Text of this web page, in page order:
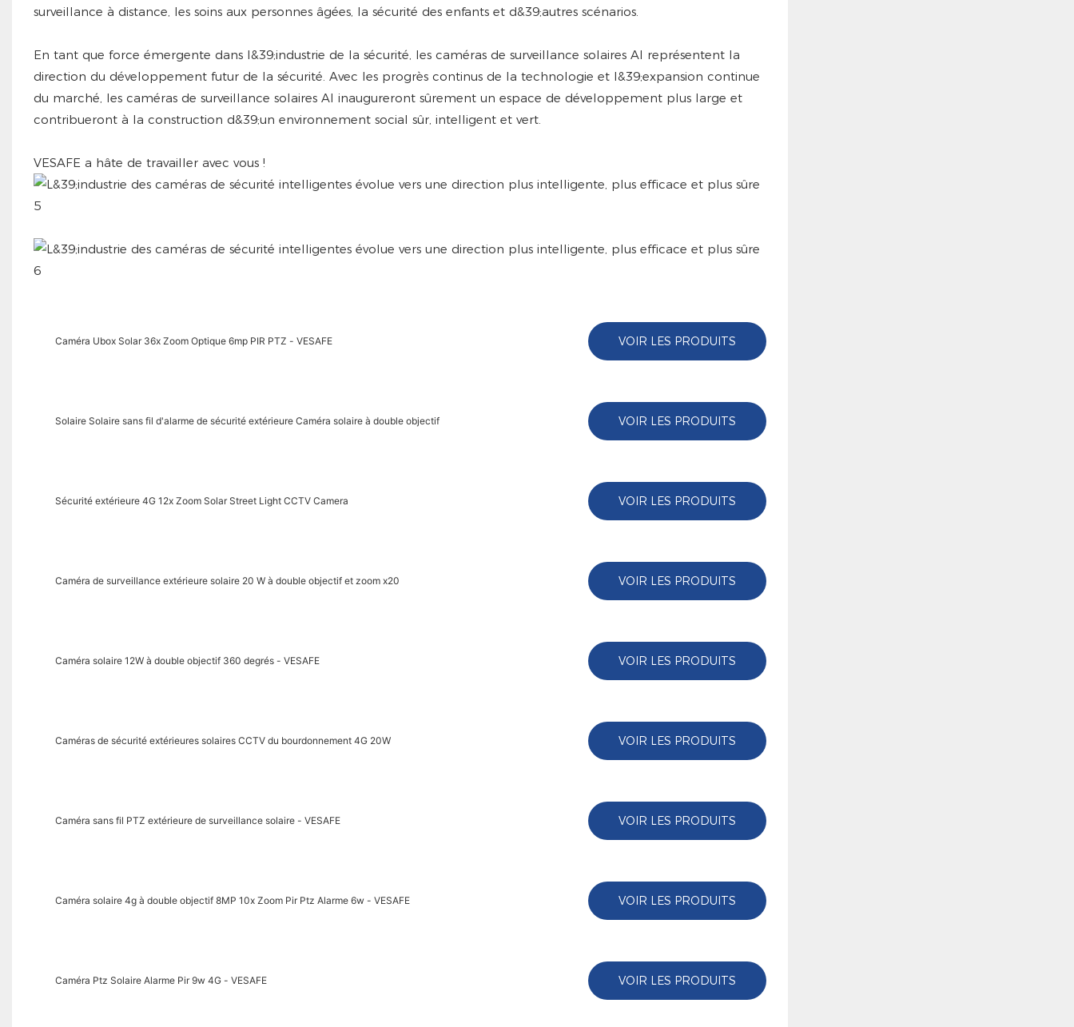
surveillance à distance, les soins aux personnes âgées, la sécurité des enfants et d&39;autres scénarios.
En tant que force émergente dans l&39;industrie de la sécurité, les caméras de surveillance solaires AI représentent la
direction du développement futur de la sécurité. Avec les progrès continus de la technologie et l&39;expansion continue
du marché, les caméras de surveillance solaires AI inaugureront sûrement un espace de développement plus large et
contribueront à la construction d&39;un environnement social sûr, intelligent et vert.
VESAFE a hâte de travailler avec vous !
Caméra Ubox Solar 36x Zoom Optique 6mp PIR PTZ - VESAFE VOIR LES PRODUITS
Solaire Solaire sans fil d'alarme de sécurité extérieure Caméra solaire à double objectif VOIR LES PRODUITS
Sécurité extérieure 4G 12x Zoom Solar Street Light CCTV Camera VOIR LES PRODUITS
Caméra de surveillance extérieure solaire 20 W à double objectif et zoom x20 VOIR LES PRODUITS
Caméra solaire 12W à double objectif 360 degrés - VESAFE VOIR LES PRODUITS
Caméras de sécurité extérieures solaires CCTV du bourdonnement 4G 20W VOIR LES PRODUITS
Caméra sans fil PTZ extérieure de surveillance solaire - VESAFE VOIR LES PRODUITS
Caméra solaire 4g à double objectif 8MP 10x Zoom Pir Ptz Alarme 6w - VESAFE VOIR LES PRODUITS
Caméra Ptz Solaire Alarme Pir 9w 4G - VESAFE VOIR LES PRODUITS